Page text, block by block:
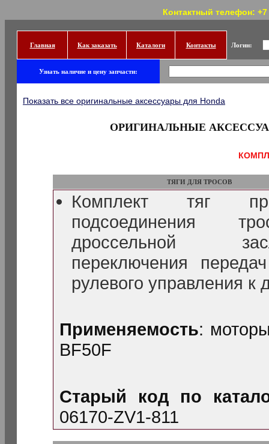
Контактный телефон:
Главная Как заказать Каталоги Контакты Логин:
Узнать наличие и цену запчасти:
Показать все оригинальные аксессуары для Honda
ОРИГИНАЛЬНЫЕ
ТЯГИ ДЛЯ ТРОСОВ
Комплект тяг
подсоединения
дроссельной
переключения
рулевого управления к
Применяемость:
BF50F
Старый код по
06170-ZV1-811